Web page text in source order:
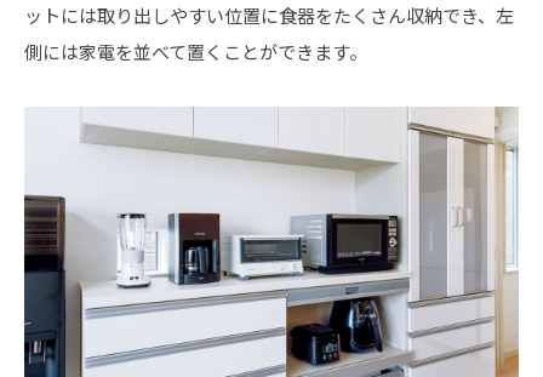
ットには取り出しやすい位置に食器をたくさん収納でき、左
側には家電を並べて置くことができます。